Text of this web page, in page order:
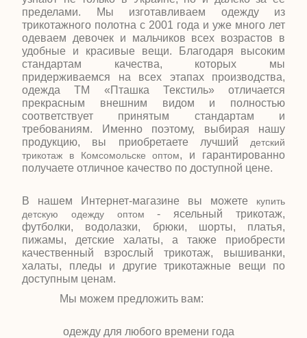
пределами. Мы изготавливаем одежду из
трикотажного полотна с 2001 года и уже много лет
одеваем девочек и мальчиков всех возрастов в
удобные и красивые вещи. Благодаря высоким
стандартам качества, которых мы
придерживаемся на всех этапах производства,
одежда ТМ «Пташка Текстиль» отличается
прекрасным внешним видом и полностью
соответствует принятым стандартам и
требованиям. Именно поэтому, выбирая нашу
продукцию, вы приобретаете лучший детский
трикотаж в Комсомольске оптом, и гарантированно
получаете отличное качество по доступной цене.
В нашем Интернет-магазине вы можете купить
детскую одежду оптом - ясельный трикотаж,
футболки, водолазки, брюки, шорты, платья,
пижамы, детские халаты, а также приобрести
качественный взрослый трикотаж, вышиванки,
халаты, пледы и другие трикотажные вещи по
доступным ценам.
Мы можем предложить вам:
одежду для любого времени года